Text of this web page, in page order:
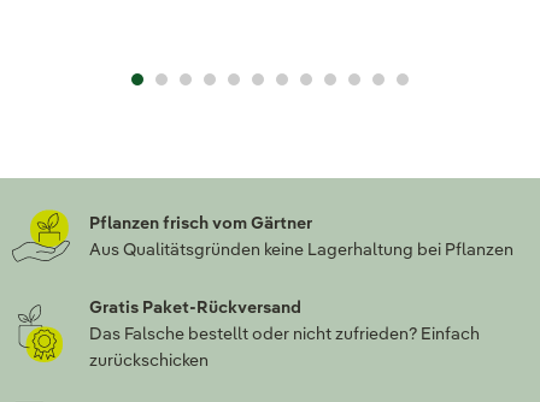
Pflanzen frisch vom Gärtner
Aus Qualitätsgründen keine Lagerhaltung bei Pflanzen
Gratis Paket-Rückversand
Das Falsche bestellt oder nicht zufrieden? Einfach
zurückschicken